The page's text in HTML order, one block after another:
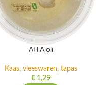
AH Aioli
Kaas, vleeswaren, tapas
€1,29